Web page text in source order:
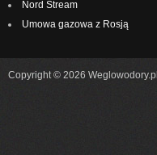
Nord Stream
Umowa gazowa z Rosją
Copyright © 2026 Weglowodory.pl